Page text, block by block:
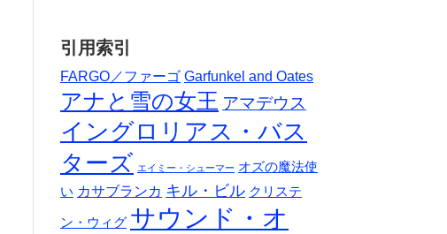
引用索引
FARGO／ファーゴ Garfunkel and Oates
アナと雪の女王 アマデウス
イングロリアス・バス
ターズ エイミー・シューマー オズの魔法使
い カサブランカ キル・ビル クリステ
ン・ウィグ サウンド・オ